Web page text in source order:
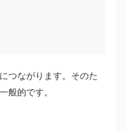
つながります。そのた
般的です。